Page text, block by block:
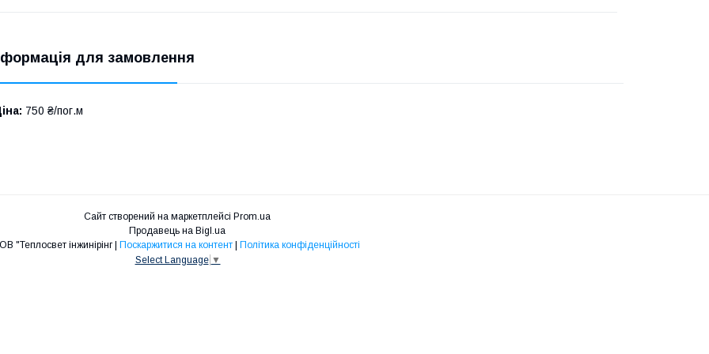
для замовлення
750 ₴/пог.м
Сайт створений на маркетплейсі Prom.ua
Продавець на Bigl.ua
Поскаржитися на контент
Політика конфіденційності
Select Language ▼